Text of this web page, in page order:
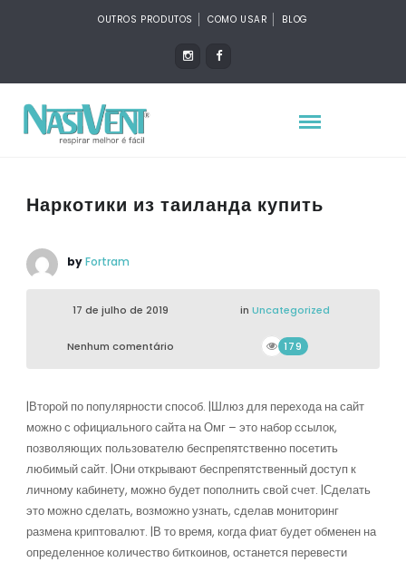
OUTROS PRODUTOS COMO USAR BLOG
Наркотики из таиланда купить
byFortram
17 de julho de 2019 in Uncategorized
Nenhum comentário 179
|Второй по популярности способ. |Шлюз для перехода на сайт
можно с официального сайта на Омг – это набор ссылок,
позволяющих пользователю беспрепятственно посетить
любимый сайт. |Они открывают беспрепятственный доступ к
личному кабинету, можно будет пополнить свой счет. |Сделать
это можно сделать, возможно узнать, сделав мониторинг
размена криптовалют. |В то время, когда фиат будет обменен на
определенное количество биткоинов, останется перевести